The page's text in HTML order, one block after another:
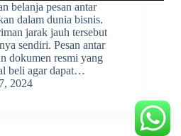
belanja pesan antar
dalam dunia bisnis.
jarak jauh tersebut
sendiri. Pesan antar
dokumen resmi yang
beli agar dapat…
2024